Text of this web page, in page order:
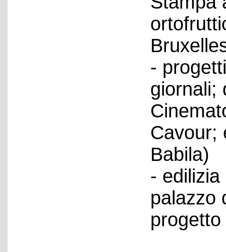
-
giornali;
Cavour;
Babila)
-
palazzo